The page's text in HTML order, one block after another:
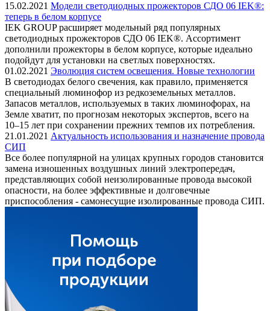
15.02.2021 Модели светодиодных прожекторов СДО 06 IEK®:
теперь в белом корпусе
IEK GROUP расширяет модельный ряд популярных
светодиодных прожекторов СДО 06 IEK®. Ассортимент
дополнили прожекторы в белом корпусе, которые идеально
подойдут для установки на светлых поверхностях.
01.02.2021 Эволюция систем освещения. Новые технологии
В светодиодах белого свечения, как правило, применяется
специальный люминофор из редкоземельных металлов.
Запасов металлов, используемых в таких люминофорах, на
Земле хватит, по прогнозам некоторых экспертов, всего на
10–15 лет при сохранении прежних темпов их потребления.
21.01.2021 Актуальность использования и назначение провода
СИП
Все более популярной на улицах крупных городов становится
замена изношенных воздушных линий электропередач,
представляющих собой неизолированные провода высокой
опасности, на более эффективные и долговечные
приспособления - самонесущие изолированные провода СИП.